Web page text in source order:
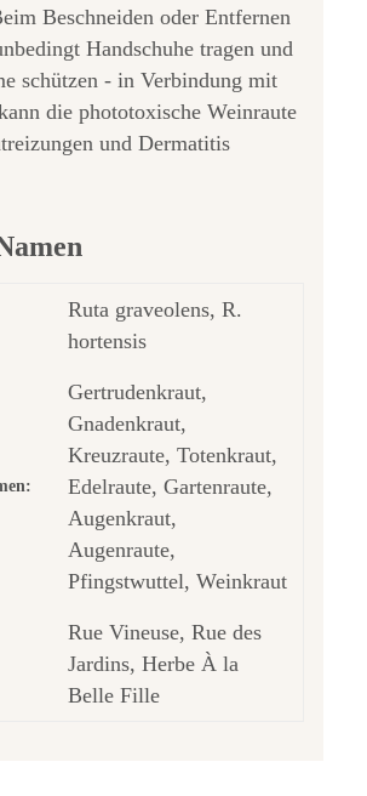
Beschneiden oder Entfernen
Handschuhe tragen und
schützen - in Verbindung mit
die phototoxische Weinraute
und Dermatitis
Ruta graveolens, R.
hortensis
Gertrudenkraut,
Gnadenkraut,
Kreuzraute, Totenkraut,
Edelraute, Gartenraute,
Augenkraut,
Augenraute,
Pfingstwuttel, Weinkraut
Rue Vineuse, Rue des
Jardins, Herbe À la
Belle Fille